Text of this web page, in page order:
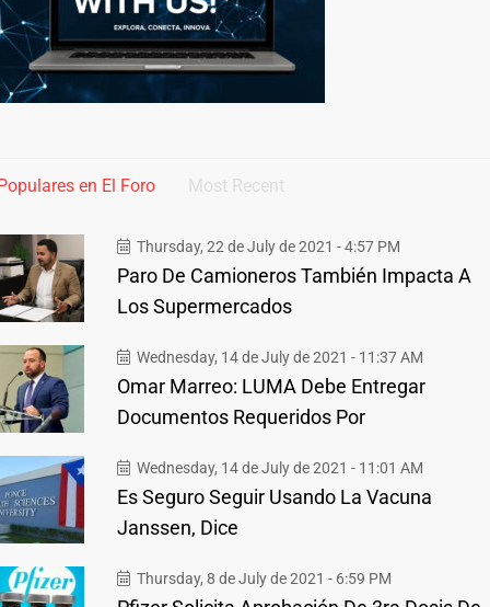
en El Foro Most Recent
Thursday, 22 de July de 2021 - 4:57 PM
Paro De Camioneros También Impacta A
Los Supermercados
Wednesday, 14 de July de 2021 - 11:37 AM
Omar Marreo: LUMA Debe Entregar
Documentos Requeridos Por
Wednesday, 14 de July de 2021 - 11:01 AM
Es Seguro Seguir Usando La Vacuna
Janssen, Dice
Thursday, 8 de July de 2021 - 6:59 PM